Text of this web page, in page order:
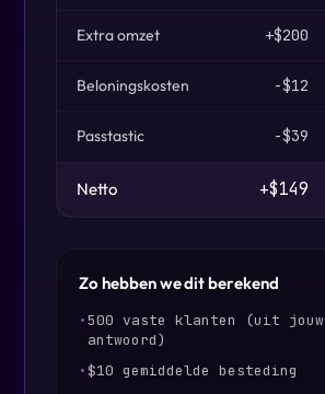
Extra omzet +$200
Beloningskosten -$12
Passtastic -$39
Netto +$149
Zo hebben we dit berekend
•500 vaste klanten (uit jouw
antwoord)
•$10 gemiddelde besteding